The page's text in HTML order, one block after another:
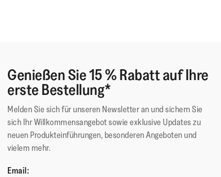
Genießen Sie 15 % Rabatt auf Ihre
erste Bestellung*
Melden Sie sich für unseren Newsletter an und sichern Sie
sich Ihr Willkommensangebot sowie exklusive Updates zu
neuen Produkteinführungen, besonderen Angeboten und
vielem mehr.
Email: